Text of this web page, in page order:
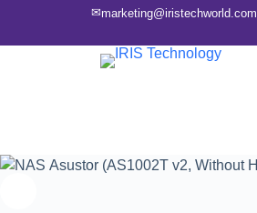
✉marketing@iristechworld.com